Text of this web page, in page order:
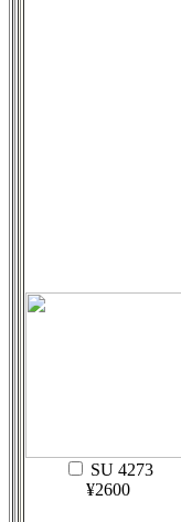
SU 4273
¥2600